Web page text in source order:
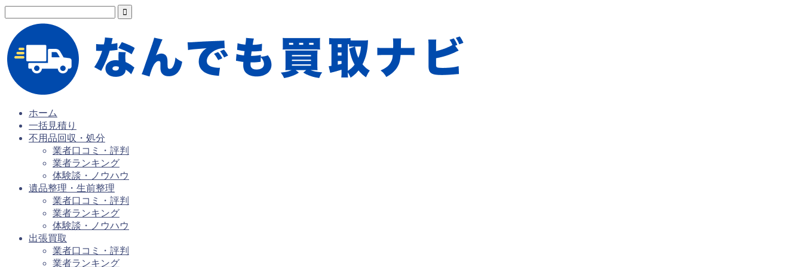
ホーム
一括見積り
不用品回収・処分
業者口コミ・評判
業者ランキング
体験談・ノウハウ
遺品整理・生前整理
業者口コミ・評判
業者ランキング
体験談・ノウハウ
出張買取
業者口コミ・評判
業者ランキング